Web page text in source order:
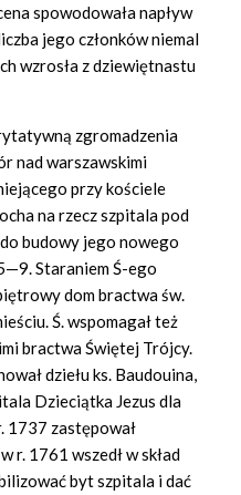
spowodowała napływ
jego członków niemal
wzrosła z dziewiętnastu
zgromadzenia
nad warszawskimi
przy kościele
na rzecz szpitala pod
budowy jego nowego
Staraniem Ś-ego
dom bractwa św.
Ś. wspomagał też
bractwa Świętej Trójcy.
dziełu ks. Baudouina,
Dzieciątka Jezus dla
1737 zastępował
r. 1761 wszedł w skład
byt szpitala i dać